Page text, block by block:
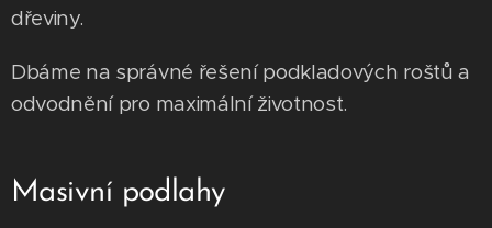
dřeviny.
​Dbáme na správné řešení podkladových roštů a
odvodnění pro maximální životnost.
​Masivní podlahy